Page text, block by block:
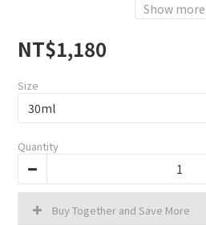
Show more
NT$1,180
Size
Quantity
Buy Together and Save More